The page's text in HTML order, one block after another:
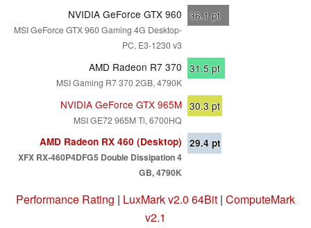
NVIDIA GeForce GTX 960
MSI GeForce GTX 960 Gaming 4G Desktop-
PC, E3-1230 v3
36.1 pt
AMD Radeon R7 370
MSI Gaming R7 370 2GB, 4790K
31.5pt
NVIDIA GeForce GTX 965M
MSI GE72 965M Ti, 6700HQ
30.3pt
AMD Radeon RX 460 (Desktop)
XFX RX-460P4DFG5 Double Dissipation 4
GB, 4790K
29.4 pt
Performance Rating | LuxMark v2.0 64Bit | ComputeMark
v2.1